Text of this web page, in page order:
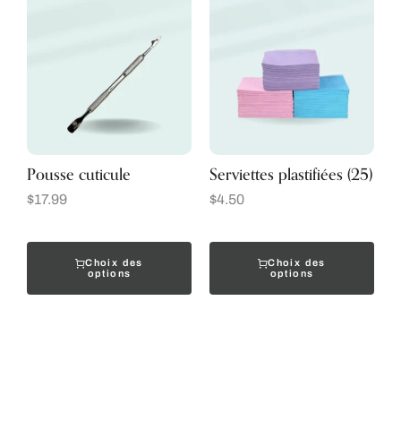
Pousse cuticule
$17.99
Choix des
options
Serviettes plastifiées (25)
$4.50
Choix des
options